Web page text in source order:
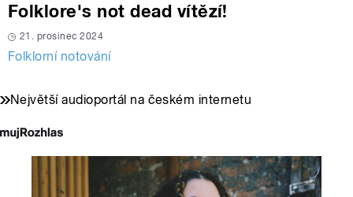
Folklore's not dead vítězí!
21. prosinec 2024
Folklorní notování
Největší audioportál na českém internetu